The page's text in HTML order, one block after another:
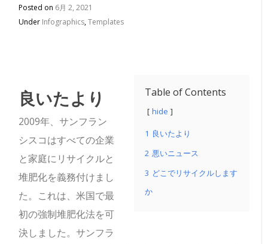
Posted on 6月 2, 2021
Under Infographics,Templates
Table of Contents
hide
1 良いたより
2 悪いニュース
3 どこでリサイクルします
か
良いたより
2009年、サンフラン
シスコはすべての企業
と家庭にリサイクルと
堆肥化を義務付けまし
た。これは、米国で最
初の強制堆肥化法を可
決しました。サンフラ